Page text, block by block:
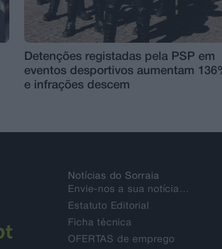
Detenções registadas pela PSP em
eventos desportivos aumentam
e infrações descem
Notícias do Sorraia
Envie-nos a sua notícia…
Estatuto Editorial
Ficha técnica
OFERTAS de emprego